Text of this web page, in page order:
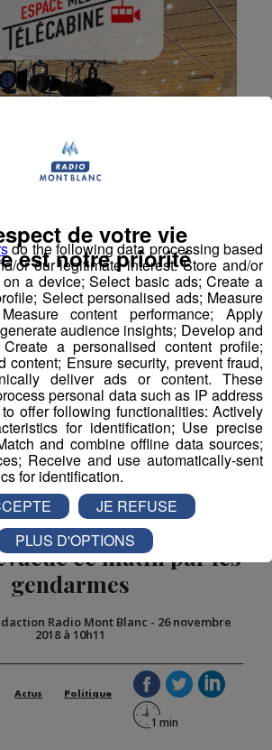
: le dépôt pétrolier
ce matin par les
gendarmes
Radio Mont Blanc - 26 novembre
2018 à 10h11
Actus
Politique
do the following data processing based
or our legitimate interest: Store and/or
a device; Select basic ads; Create a
Select personalised ads; Measure
content performance; Apply
audience insights; Develop and
a personalised content profile;
content; Ensure security, prevent fraud,
deliver ads or content. These
personal data such as IP address
offer following functionalities: Actively
for identification; Use precise
and combine offline data sources;
Receive and use automatically-sent
for identification.
de votre vie
est notre priorité
JE REFUSE
PLUS D'OPTIONS